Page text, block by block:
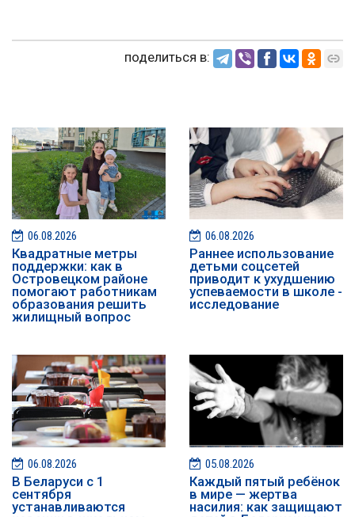
поделиться в:
06.08.2026
Квадратные метры
поддержки: как в
Островецком районе
помогают работникам
образования решить
жилищный вопрос
06.08.2026
Раннее использование
детьми соцсетей
приводит к ухудшению
успеваемости в школе -
исследование
06.08.2026
В Беларуси с 1
сентября
устанавливаются
05.08.2026
Каждый пятый ребёнок
в мире — жертва
насилия: как защищают